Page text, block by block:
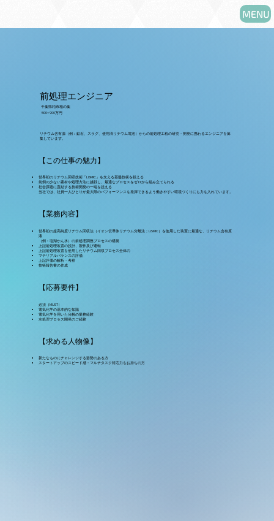
MENU
前処理エンジニア
千葉県柏市柏の葉
500~900万円
リチウム含有源（例：鉱石、スラグ、使用済リチウム電池）からの前処理工程の研究・開発に携わるエンジニアを募
集しています。
​【この仕事の魅力】
世界初のリチウム回収技術「LiSMIC」を支える基盤技術を担える
前例の少ない素材や処理方法に挑戦し、最適なプロセスをゼロから組み立てられる
社会課題に直結する技術開発の一端を担える
当社では、社員一人ひとりが最大限のパフォーマンスを発揮できるよう働きやすい環境づくりにも力を入れています。
【業務内容】
世界初の超高純度リチウム回収法（イオン伝導体リチウム分離法；LiSMIC）を使用した装置に最適な、リチウム含有原
液
（例：塩湖かん水）の前処理調整プロセスの構築
上記前処理装置の設計、製作及び運転
上記前処理装置を使用したリチウム回収プロセス全体の
マテリアルバランスの評価
上記評価の解析・考察
技術報告書の作成
【応募要件】
必須（MUST）
電気化学の基本的な知識
電気化学を用いた分解の業務経験
水処理プロセス開発のご経験
【求める人物像】
新たなものにチャレンジする姿勢のある方
スタートアップのスピード感・マルチタスク対応力をお持ちの方